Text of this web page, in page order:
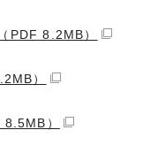
PDF 8.2MB）
）
）